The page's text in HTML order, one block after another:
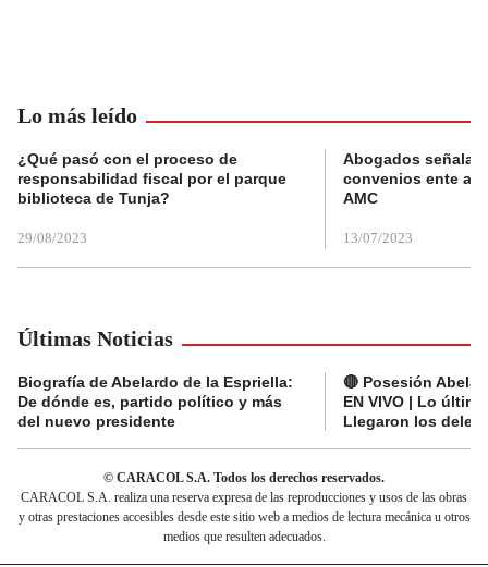
Lo más leído
¿Qué pasó con el proceso de
responsabilidad fiscal por el parque
biblioteca de Tunja?
29/08/2023
Abogados
convenios ente
AMC
13/07/2023
Últimas Noticias
Biografía de Abelardo de la Espriella:
De dónde es, partido político y más
del nuevo presidente
🔴 Posesión
EN VIVO | Lo
Llegaron los
© CARACOL S.A. Todos los derechos reservados.
CARACOL S.A. realiza una reserva expresa de las reproducciones y usos de las obras
y otras prestaciones accesibles desde este sitio web a medios de lectura mecánica u otros
medios que resulten adecuados.